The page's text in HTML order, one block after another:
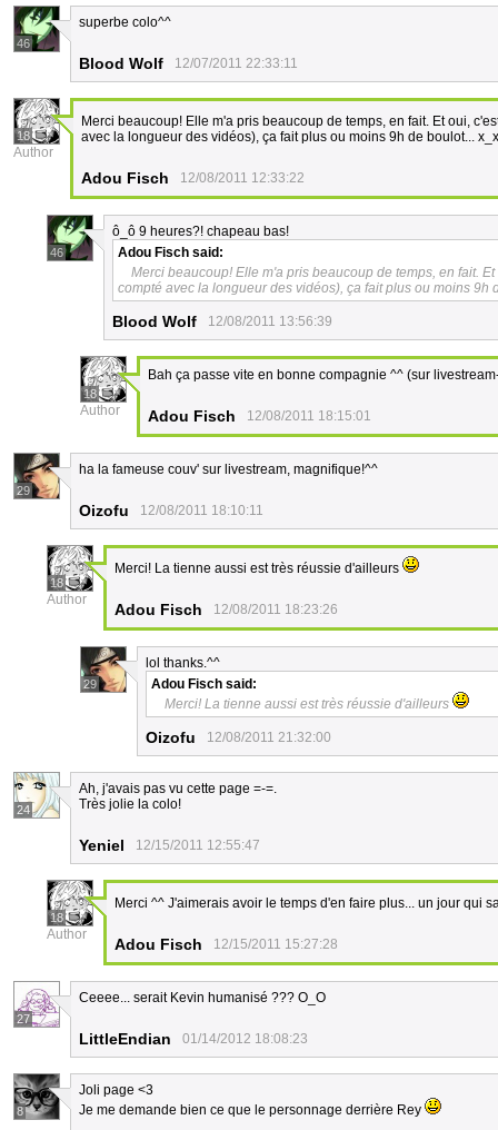
46
superbe colo^^
Blood Wolf 12/07/2011 22:33:11
18
Author
Merci beaucoup! Elle m'a pris beaucoup de temps, en fait. Et oui,
avec la longueur des vidéos), ça fait plus ou moins 9h de boulot... x_x
Adou Fisch 12/08/2011 12:33:22
46
ô_ô 9 heures?! chapeau bas!
Adou Fisch said:
Merci beaucoup! Elle m'a pris beaucoup de temps, en fait.
compté avec la longueur des vidéos), ça fait plus ou moins 9h
Blood Wolf 12/08/2011 13:56:39
18
Author
Bah ça passe vite en bonne compagnie ^^ (sur
Adou Fisch 12/08/2011 18:15:01
29
ha la fameuse couv' sur livestream, magnifique!^^
Oizofu 12/08/2011 18:10:11
18
Author
Merci! La tienne aussi est très réussie d'ailleurs
Adou Fisch 12/08/2011 18:23:26
29
lol thanks.^^
Adou Fisch said:
Merci! La tienne aussi est très réussie d'ailleurs
Oizofu 12/08/2011 21:32:00
24
Ah, j'avais pas vu cette page =-=.
Très jolie la colo!
Yeniel 12/15/2011 12:55:47
18
Author
Merci ^^ J'aimerais avoir le temps d'en faire plus... un jour qui
Adou Fisch 12/15/2011 15:27:28
27
Ceeee... serait Kevin humanisé ??? O_O
LittleEndian 01/14/2012 18:08:23
8
Joli page <3
Je me demande bien ce que le personnage derrière Rey